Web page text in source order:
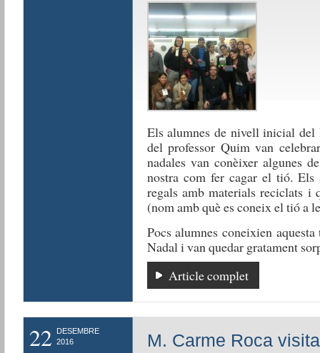
Els alumnes de nivell inicial del
del professor Quim van
nadales van conèixer algunes
nostra com fer cagar el tió. Els
regals amb materials reciclats
(nom amb què es coneix el tió a
Pocs alumnes coneixien
Nadal i van quedar gratament
Article complet
22
DESEMBRE
2016
M. Carme Roca